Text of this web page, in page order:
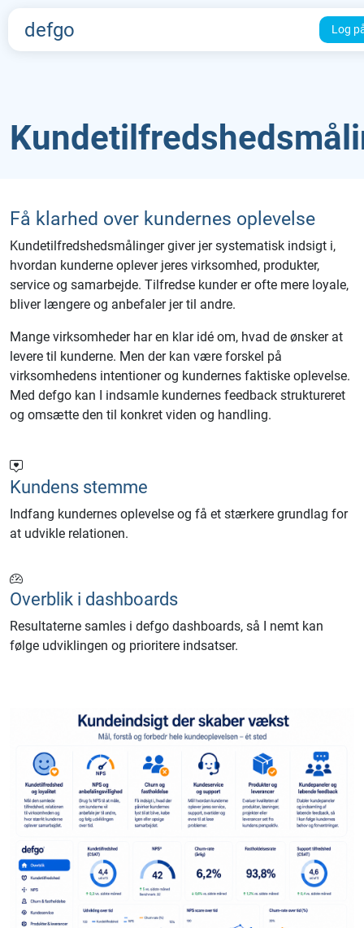
defgo Log
Få klarhed over kundernes oplevelse
Kundetilfredshedsmålinger giver jer systematisk indsigt i,
hvordan kunderne oplever jeres virksomhed, produkter,
service og samarbejde. Tilfredse kunder er ofte mere loyale,
bliver længere og anbefaler jer til andre.
Mange virksomheder har en klar idé om, hvad de ønsker at
levere til kunderne. Men der kan være forskel på
virksomhedens intentioner og kundernes faktiske oplevelse.
Med defgo kan I indsamle kundernes feedback struktureret
og omsætte den til konkret viden og handling.
Kundens stemme
Indfang kundernes oplevelse og få et stærkere grundlag for
at udvikle relationen.
Overblik i dashboards
Resultaterne samles i defgo dashboards, så I nemt kan
følge udviklingen og prioritere indsatser.